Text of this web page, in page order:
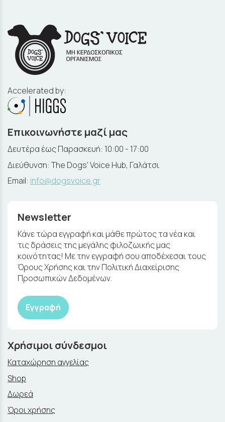
Accelerated by:
Επικοινωνήστε μαζί μας
Δευτέρα έως Παρασκευή: 10:00 - 17:00
Διεύθυνση: The Dogs' Voice Hub, Γαλάτσι
Email: info@dogsvoice.gr
Newsletter
Κάνε τώρα εγγραφή και μάθε πρώτος τα νέα και
τις δράσεις της μεγάλης φιλοζωικής μας
κοινότητας! Με την εγγραφή σου αποδέχεσαι τους
Όρους Χρήσης και την Πολιτική Διαχείρισης
Προσωπικών Δεδομένων.
Εγγραφή
Χρήσιμοι σύνδεσμοι
Καταχώρηση αγγελίας
Shop
Δωρεά
Όροι χρήσης